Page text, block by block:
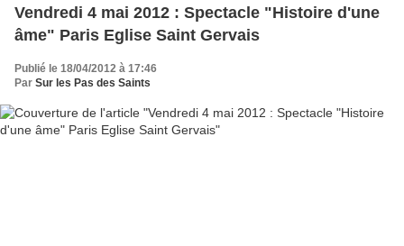
Vendredi 4 mai 2012 : Spectacle "Histoire d'une
âme" Paris Eglise Saint Gervais
Publié le 18/04/2012 à 17:46
Par Sur les Pas des Saints